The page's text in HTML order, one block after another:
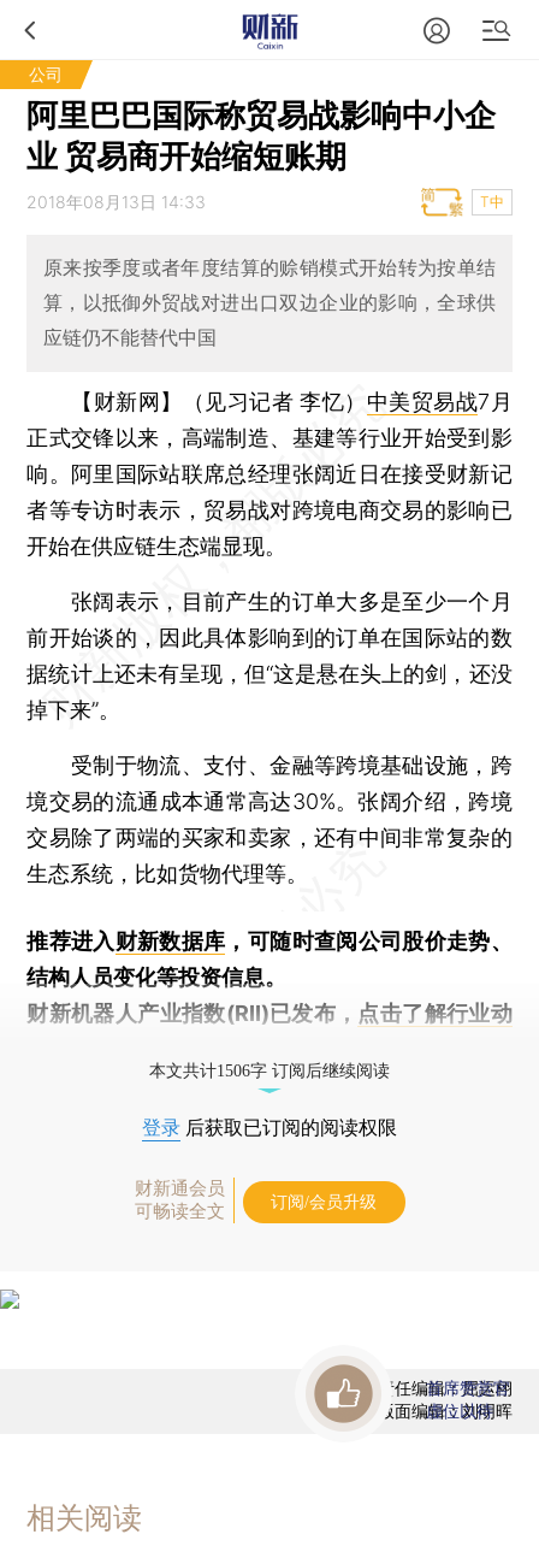
公司
阿里巴巴国际称贸易战影响中小企
业 贸易商开始缩短账期
2018年08月13日 14:33 T中
原来按季度或者年度结算的赊销模式开始转为按单结
算，以抵御外贸战对进出口双边企业的影响，全球供
应链仍不能替代中国
【财新网】（见习记者 李忆） 中美贸易战7月
正式交锋以来，高端制造、基建等行业开始受到影
响。阿里国际站联席总经理张阔近日在接受财新记
者等专访时表示，贸易战对跨境电商交易的影响已
开始在供应链生态端显现。
张阔表示，目前产生的订单大多是至少一个月
前开始谈的，因此具体影响到的订单在国际站的数
据统计上还未有呈现，但“这是悬在头上的剑，还没
掉下来”。
受制于物流、支付、金融等跨境基础设施，跨
境交易的流通成本通常高达30%。张阔介绍，跨境
交易除了两端的买家和卖家，还有中间非常复杂的
生态系统，比如货物代理等。
推荐进入财新数据库 ，可随时查阅公司股价走势、
结构人员变化等投资信息。
财新机器人产业指数(RII)已发布， 点击了解行业动
本文共计1506字 订阅后继续阅读
登录 后获取已订阅的阅读权限
财新通会员
可畅读全文
订阅/会员升级
责任编辑：屈运栩
版面编辑：刘明晖
首席赞赏官
虚位以待
相关阅读